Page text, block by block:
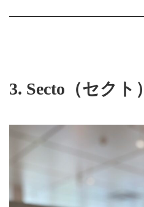
3. Secto（セクト）